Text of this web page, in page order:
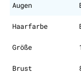
Augen
Haarfarbe
Größe
Brust